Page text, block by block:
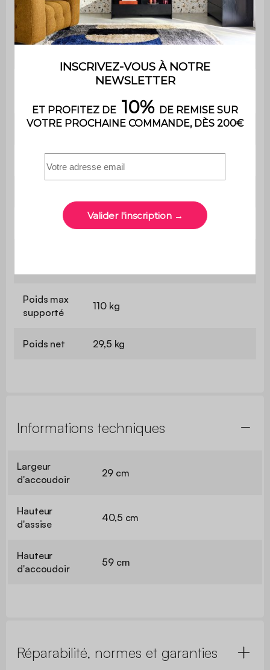
Usage Usage domestique uniquement
Le produit est livré en kit à monter
soi-même. Une notice est fournie
Coussins 100% polyester
L 88 x H 40 cm
Poids max
supporté
110 kg
Poids net 29,5 kg
Informations techniques
Largeur
d'accoudoir
29 cm
Hauteur
d'assise
40,5 cm
Hauteur
d'accoudoir
59 cm
Réparabilité, normes et garanties